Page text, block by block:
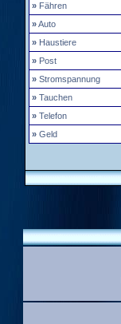
» Fähren
»Auto
» Haustiere
» Post
» Stromspannung
» Tauchen
» Telefon
» Geld